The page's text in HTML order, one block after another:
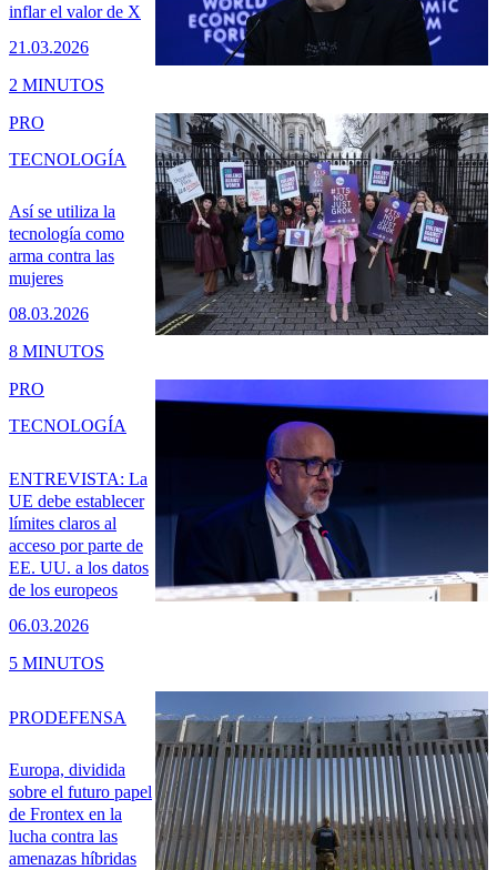
inflar el valor de X
21.03.2026
2 MINUTOS
Así se utiliza la
tecnología como
arma contra las
mujeres
08.03.2026
PRO
TECNOLOGÍA
8 MINUTOS
ENTREVISTA: La
UE debe establecer
límites claros al
acceso por parte de
EE. UU. a los datos
de los europeos
06.03.2026
PRO
TECNOLOGÍA
5 MINUTOS
Europa, dividida
sobre el futuro papel
de Frontex en la
lucha contra las
amenazas híbridas
PRODEFENSA